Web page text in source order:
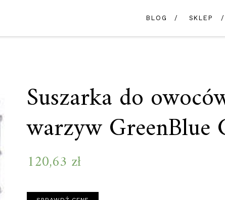
BLOG SKLEP
Suszarka do
warzyw GreenBlue
120,63 zł